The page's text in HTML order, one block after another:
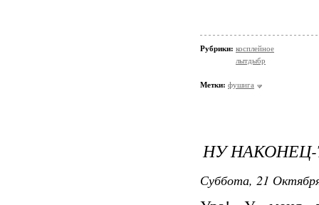
Рубрики: косплейное
лытдыбр
Метки: фушига
НУ
Суббота, 21